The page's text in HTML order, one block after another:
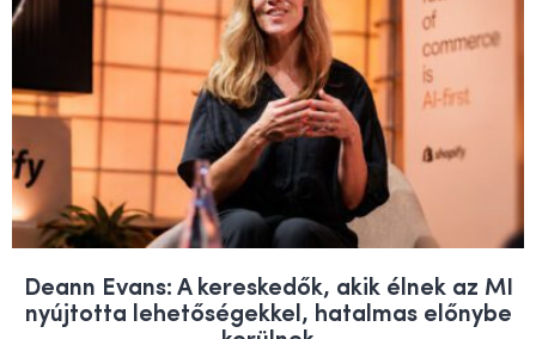
Deann Evans: A kereskedők, akik élnek az MI
nyújtotta lehetőségekkel, hatalmas előnybe